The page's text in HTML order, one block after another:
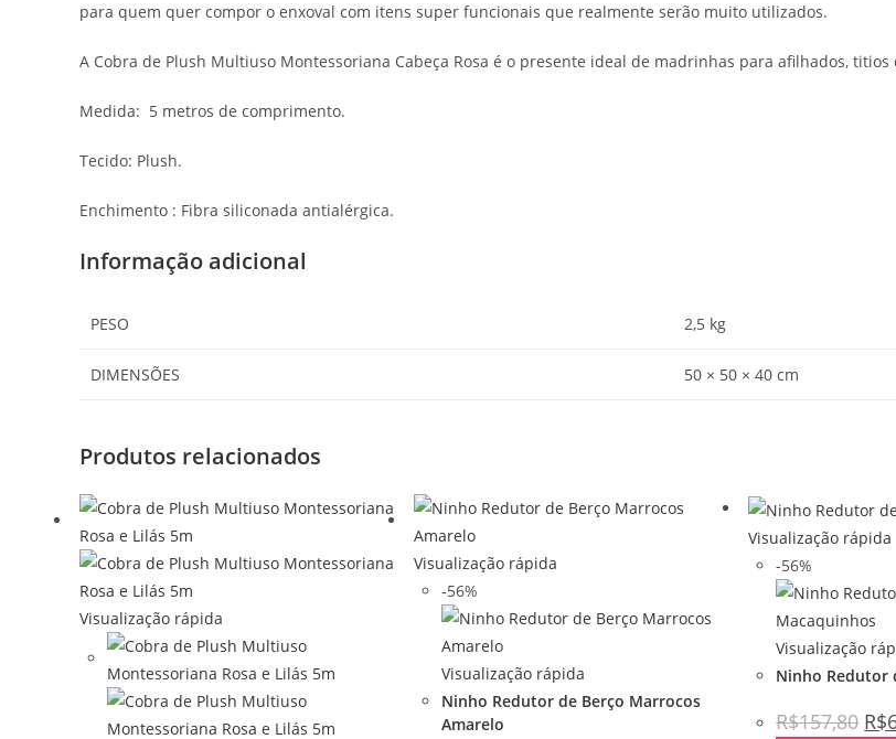
para quem quer compor o enxoval com itens super funcionais que realmente serão muito utilizados.
A Cobra de Plush Multiuso Montessoriana Cabeça Rosa é o presente ideal de madrinhas para afilhados,
Medida: 5 metros de comprimento.
Tecido: Plush.
Enchimento : Fibra siliconada antialérgica.
Informação adicional
PESO 2,5 kg
DIMENSÕES 50 × 50 × 40 cm
Produtos relacionados
Visualização rápida
Visualização rápida
-56%
Visualização rápida
Ninho Redutor de Berço Marrocos
Amarelo
Visualização rápida
-56%
Visualização
Ninho Redutor
R$157,80 R$